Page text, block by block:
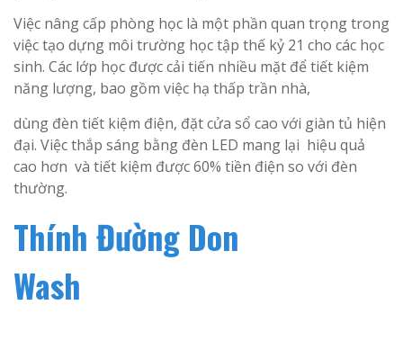
Việc nâng cấp phòng học là một phần quan trọng trong
việc tạo dựng môi trường học tập thế kỷ 21 cho các học
sinh. Các lớp học được cải tiến nhiều mặt để tiết kiệm
năng lượng, bao gồm việc hạ thấp trần nhà,
dùng đèn tiết kiệm điện, đặt cửa sổ cao với giàn tủ hiện
đại. Việc thắp sáng bằng đèn LED mang lại hiệu quả
cao hơn và tiết kiệm được 60% tiền điện so với đèn
thường.
Thính Đường Don
Wash